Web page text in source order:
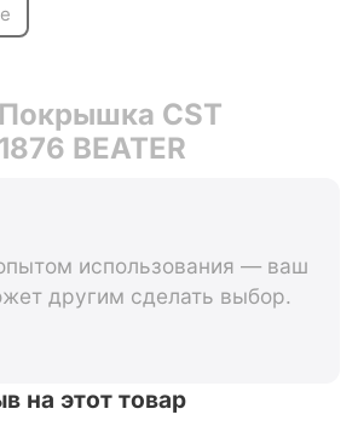
CST
BEATER
использования — ваш
другим сделать выбор.
на этот товар